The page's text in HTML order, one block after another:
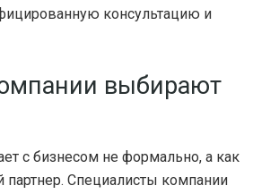
консультацию и
выбирают
с бизнесом не формально, а как
партнер. Специалисты компании